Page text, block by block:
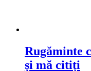
Rugăminte
și mă citiți